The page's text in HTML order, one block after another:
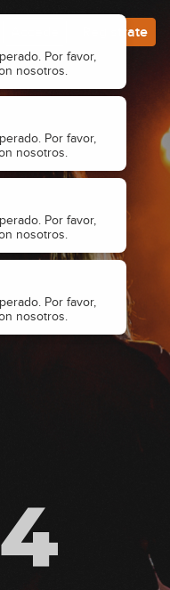
Por favor,
nosotros.
Por favor,
nosotros.
Por favor,
nosotros.
Por favor,
nosotros.
Regístrate